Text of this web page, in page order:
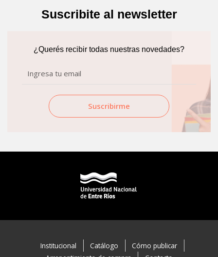
b
k
a
a
m
Suscribite al newsletter
¿Querés recibir todas nuestras novedades?
Suscribirme
Institucional Catálogo
Cómo publicar